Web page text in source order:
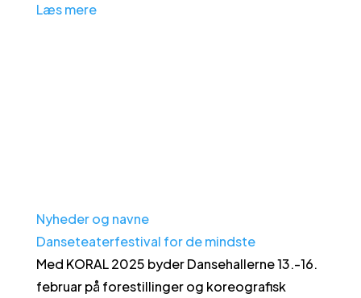
Læs mere
Nyheder og navne
Danseteaterfestival for de mindste
Med KORAL 2025 byder Dansehallerne 13.-16.
februar på forestillinger og koreografisk